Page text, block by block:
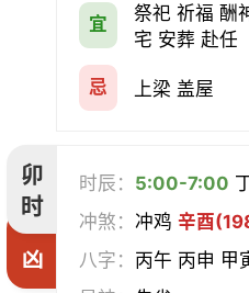
宜
祭祀 祈福 酬
宅 安葬 赴任
忌 上梁 盖屋
卯
时
凶
时辰： 5:00-7:00
冲煞：冲鸡辛酉
八字： 丙午 丙申 甲